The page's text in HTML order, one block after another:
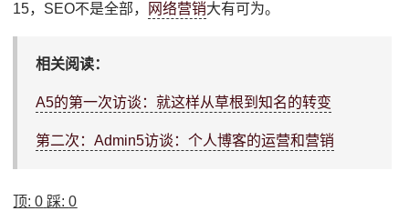
15，SEO不是全部， 网络营销大有可为。
相关阅读：
A5的第一次访谈：就这样从草根到知名的转变
第二次：Admin5访谈：个人博客的运营和营销
顶:0 踩:0